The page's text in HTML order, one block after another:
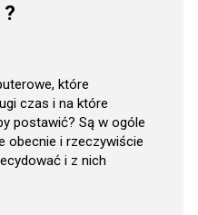
które
czas i na które
postawić? Są w ogóle
obecnie i rzeczywiście
i z nich